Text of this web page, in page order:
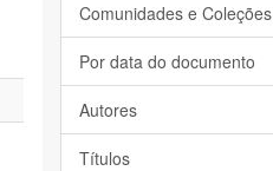
Comunidades e Coleções
Por data do documento
Autores
Títulos